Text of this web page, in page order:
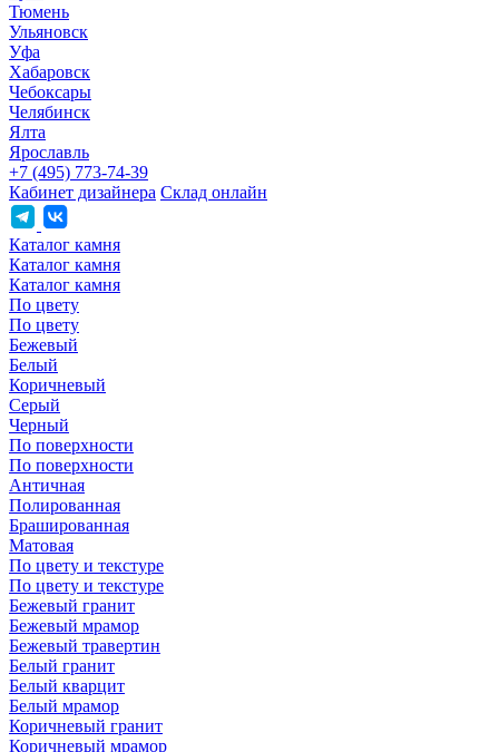
Тюмень
Ульяновск
Уфа
Хабаровск
Чебоксары
Челябинск
Ялта
Ярославль
+7 (495) 773-74-39
Кабинет дизайнера Склад онлайн
Каталог камня
Каталог камня
Каталог камня
По цвету
По цвету
Бежевый
Белый
Коричневый
Серый
Черный
По поверхности
По поверхности
Античная
Полированная
Брашированная
Матовая
По цвету и текстуре
По цвету и текстуре
Бежевый гранит
Бежевый мрамор
Бежевый травертин
Белый гранит
Белый кварцит
Белый мрамор
Коричневый гранит
Коричневый мрамор